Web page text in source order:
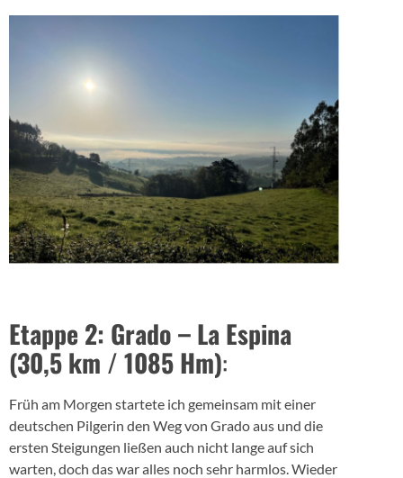
Etappe 2: Grado – La Espina
(30,5 km / 1085 Hm):
Früh am Morgen startete ich gemeinsam mit einer
deutschen Pilgerin den Weg von Grado aus und die
ersten Steigungen ließen auch nicht lange auf sich
warten, doch das war alles noch sehr harmlos. Wieder